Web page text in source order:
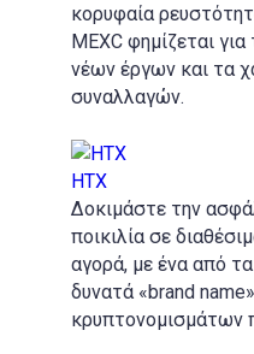
κορυφαία
MEXC φημίζεται
νέων έργων και τα
συναλλαγών.
HTX
Δοκιμάστε την
ποικιλία σε
αγορά, με ένα από
δυνατά «brand
κρυπτονομισμάτων